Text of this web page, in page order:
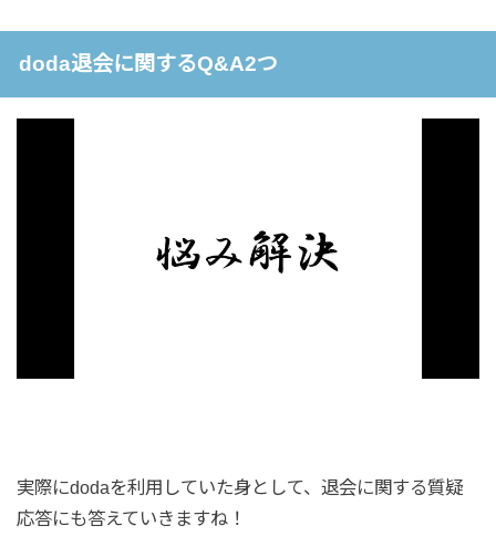
doda退会に関するQ&A2つ
実際にdodaを利用していた身として、退会に関する質疑
応答にも答えていきますね！